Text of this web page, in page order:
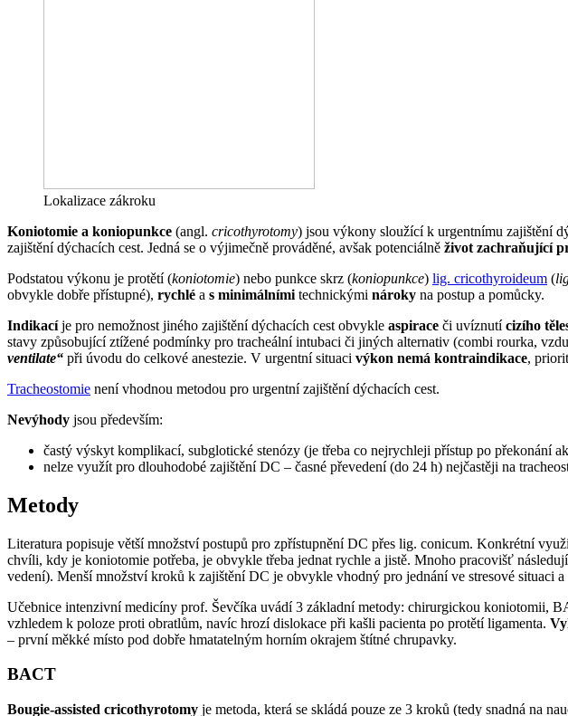
Lokalizace zákroku
Koniotomie a koniopunkce (angl. cricothyrotomy) jsou výkony sloužící k urgentnímu zajištění
zajištění dýchacích cest. Jedná se o výjimečně prováděné, avšak potenciálně život zachraňující
Podstatou výkonu je protětí (koniotomie) nebo punkce skrz (koniopunkce) lig. cricothyroideum (
obvykle dobře přístupné), rychlé a s minimálními technickými nároky na postup a pomůcky.
Indikacíje pro nemožnost jiného zajištění dýchacích cest obvykle aspirace či uvíznutícizího
stavy způsobující ztížené podmínky pro tracheální intubaci či jiných alternativ (combi rourka,
ventilate“ při úvodu do celkové anestezie. V urgentní situaci výkon nemá kontraindikace,
Tracheostomie není vhodnou metodou pro urgentní zajištění dýchacích cest.
Nevýhody jsou především:
častý výskyt komplikací, subglotické stenózy (je třeba co nejrychleji přístup po překonání
nelze využít pro dlouhodobé zajištění DC – časné převedení (do 24 h) nejčastěji na
Metody
Literatura popisuje větší množství postupů pro zpřístupnění DC přes lig. conicum. Konkrétní
chvíli, kdy je koniotomie potřeba, je obvykle třeba jednat rychle a jistě. Mnoho pracovišť
vedení). Menší množství kroků k zajištění DC je obvykle vhodný pro jednání ve stresové
Učebnice intenzivní medicíny prof. Ševčíka uvádí 3 základní metody: chirurgickou koniotomii,
vzhledem k poloze proti obratlům, navíc hrozí dislokace při kašli pacienta po protětí ligamenta.
– první měkké místo pod dobře hmatatelným horním okrajem štítné chrupavky.
BACT
Bougie-assisted cricothyrotomy je metoda, která se skládá pouze ze 3 kroků (tedy snadná na